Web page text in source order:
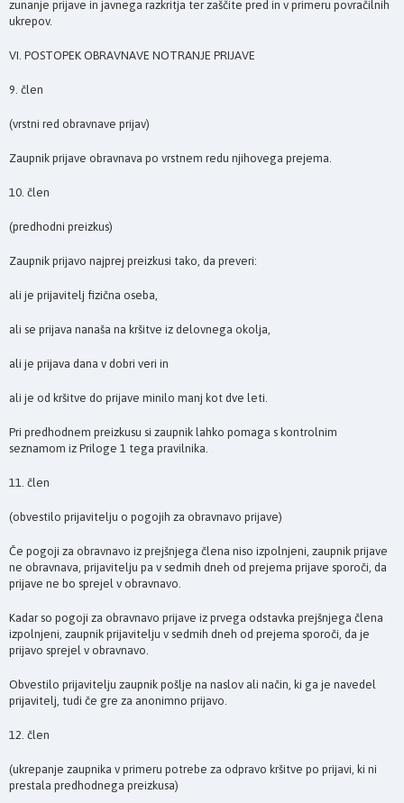
zunanje prijave in javnega razkritja ter zaščite pred in v primeru povračilnih
ukrepov.
VI. POSTOPEK OBRAVNAVE NOTRANJE PRIJAVE
9. člen
(vrstni red obravnave prijav)
Zaupnik prijave obravnava po vrstnem redu njihovega prejema.
10. člen
(predhodni preizkus)
Zaupnik prijavo najprej preizkusi tako, da preveri:
ali je prijavitelj fizična oseba,
ali se prijava nanaša na kršitve iz delovnega okolja,
ali je prijava dana v dobri veri in
ali je od kršitve do prijave minilo manj kot dve leti.
Pri predhodnem preizkusu si zaupnik lahko pomaga s kontrolnim
seznamom iz Priloge 1 tega pravilnika.
11. člen
(obvestilo prijavitelju o pogojih za obravnavo prijave)
Če pogoji za obravnavo iz prejšnjega člena niso izpolnjeni, zaupnik prijave
ne obravnava, prijavitelju pa v sedmih dneh od prejema prijave sporoči, da
prijave ne bo sprejel v obravnavo.
Kadar so pogoji za obravnavo prijave iz prvega odstavka prejšnjega člena
izpolnjeni, zaupnik prijavitelju v sedmih dneh od prejema sporoči, da je
prijavo sprejel v obravnavo.
Obvestilo prijavitelju zaupnik pošlje na naslov ali način, ki ga je navedel
prijavitelj, tudi če gre za anonimno prijavo.
12. člen
(ukrepanje zaupnika v primeru potrebe za odpravo kršitve po prijavi, ki ni
prestala predhodnega preizkusa)